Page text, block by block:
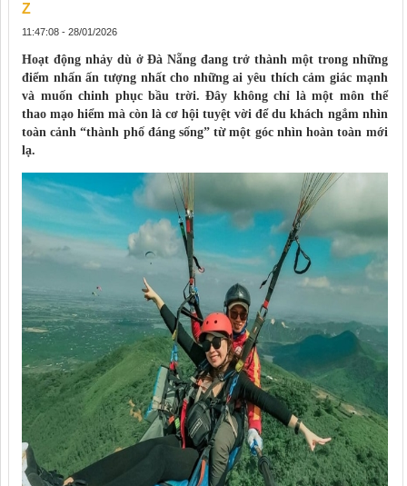
Z
11:47:08 - 28/01/2026
Hoạt động nhảy dù ở Đà Nẵng đang trở thành một trong những
điểm nhấn ấn tượng nhất cho những ai yêu thích cảm giác mạnh
và muốn chinh phục bầu trời. Đây không chỉ là một môn thể
thao mạo hiểm mà còn là cơ hội tuyệt vời để du khách ngắm nhìn
toàn cảnh “thành phố đáng sống” từ một góc nhìn hoàn toàn mới
lạ.